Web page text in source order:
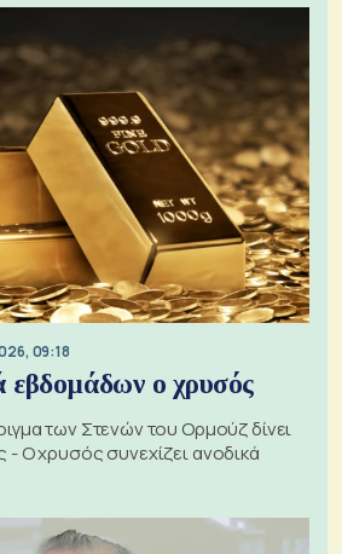
09:18
εβδομάδων ο χρυσός
των Στενών του Ορμούζ δίνει
- Ο χρυσός συνεχίζει ανοδικά